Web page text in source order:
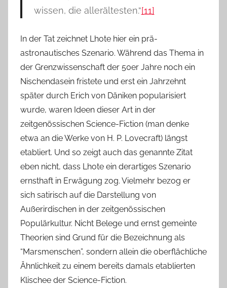
wissen, die allerältesten.“[11]
In der Tat zeichnet Lhote hier ein prä-
astronautisches Szenario. Während das Thema in
der Grenzwissenschaft der 50er Jahre noch ein
Nischendasein fristete und erst ein Jahrzehnt
später durch Erich von Däniken popularisiert
wurde, waren Ideen dieser Art in der
zeitgenössischen Science-Fiction (man denke
etwa an die Werke von H. P. Lovecraft) längst
etabliert. Und so zeigt auch das genannte Zitat
eben nicht, dass Lhote ein derartiges Szenario
ernsthaft in Erwägung zog. Vielmehr bezog er
sich satirisch auf die Darstellung von
Außerirdischen in der zeitgenössischen
Populärkultur. Nicht Belege und ernst gemeinte
Theorien sind Grund für die Bezeichnung als
“Marsmenschen”, sondern allein die oberflächliche
Ähnlichkeit zu einem bereits damals etablierten
Klischee der Science-Fiction.